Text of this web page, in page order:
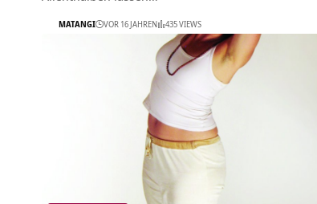
MATANGI VOR 16 JAHREN 435 VIEWS